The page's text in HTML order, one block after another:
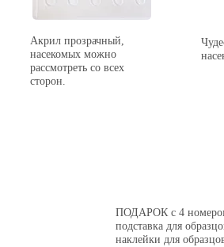
Акрил прозрачный,
насекомых можно
рассмотреть со всех
сторон.
ПОДАРОК с 4
подставка для
наклейки для